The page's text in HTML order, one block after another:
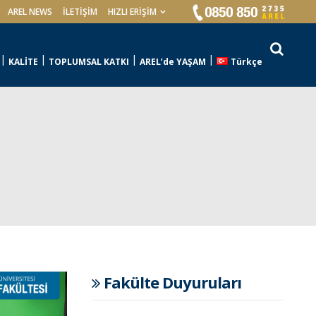
AREL NEWS İLETIŞIM HIZLI ERİŞİM
KALİTE TOPLUMSAL KATKI AREL’de YAŞAM Türkçe
Fakülte Duyuruları